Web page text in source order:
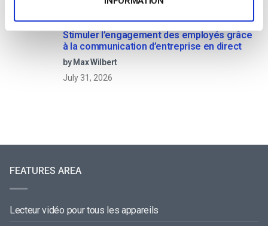
Stimuler l’engagement des employés grâce
à la communication d’entreprise en direct
by Max Wilbert
July 31, 2026
FEATURES AREA
Lecteur vidéo pour tous les appareils